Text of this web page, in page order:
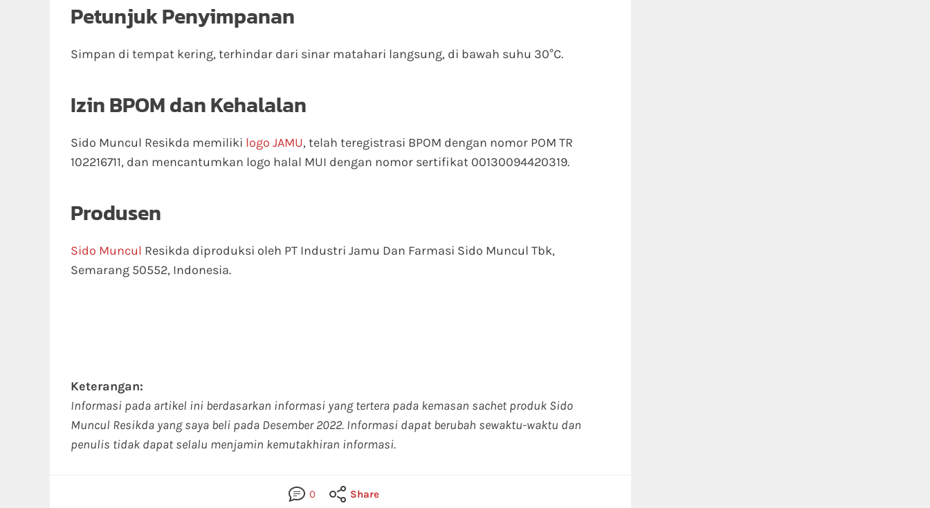
Petunjuk Penyimpanan
Simpan di tempat kering, terhindar dari sinar matahari langsung, di bawah suhu 30°C.
Izin BPOM dan Kehalalan
Sido Muncul Resikda memiliki logo JAMU, telah teregistrasi BPOM dengan nomor POM TR
102216711, dan mencantumkan logo halal MUI dengan nomor sertifikat 00130094420319.
Produsen
Sido Muncul Resikda diproduksi oleh PT Industri Jamu Dan Farmasi Sido Muncul Tbk,
Semarang 50552, Indonesia.
Keterangan:
Informasi pada artikel ini berdasarkan informasi yang tertera pada kemasan sachet produk Sido
Muncul Resikda yang saya beli pada Desember 2022. Informasi dapat berubah sewaktu-waktu dan
penulis tidak dapat selalu menjamin kemutakhiran informasi.
0 Share